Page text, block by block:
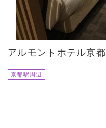
アルモントホテル京都
京都駅周辺